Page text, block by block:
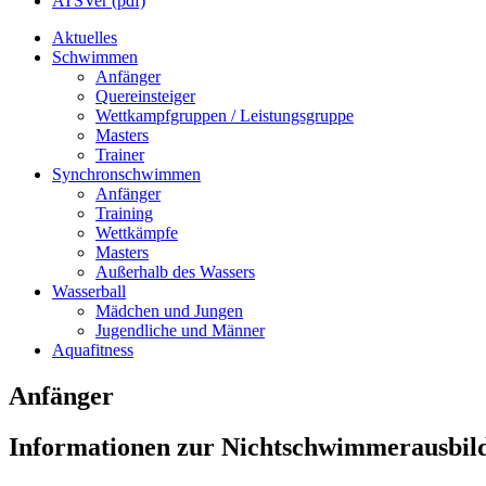
Aktuelles
Schwimmen
Anfänger
Quereinsteiger
Wettkampfgruppen / Leistungsgruppe
Masters
Trainer
Synchronschwimmen
Anfänger
Training
Wettkämpfe
Masters
Außerhalb des Wassers
Wasserball
Mädchen und Jungen
Jugendliche und Männer
Aquafitness
Anfänger
Informationen zur